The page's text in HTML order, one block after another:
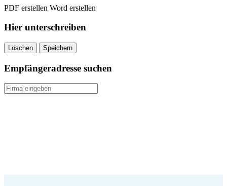
PDF erstellen Word erstellen
Hier unterschreiben
Löschen Speichern
Empfängeradresse suchen